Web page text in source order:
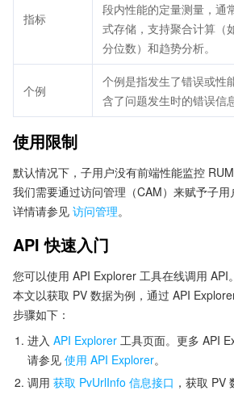
指标
段内性能的定量测量，通
式存储，支持聚合计算（
分位数）和趋势分析。
个例
个例是指发生了错误或性
含了问题发生时的错误信
使用限制
默认情况下，子用户没有前端性能监控
我们需要通过访问管理（CAM）来赋予子用
详情请参见 访问管理。
API 快速入门
您可以使用 API Explorer 工具在线调用 API。
本文以获取 PV 数据为例，通过 API
步骤如下：
进入 API Explorer 工具页面。更多 API
请参见 使用 API Explorer。
调用 获取 PvUrlInfo 信息接口 ，获取 PV